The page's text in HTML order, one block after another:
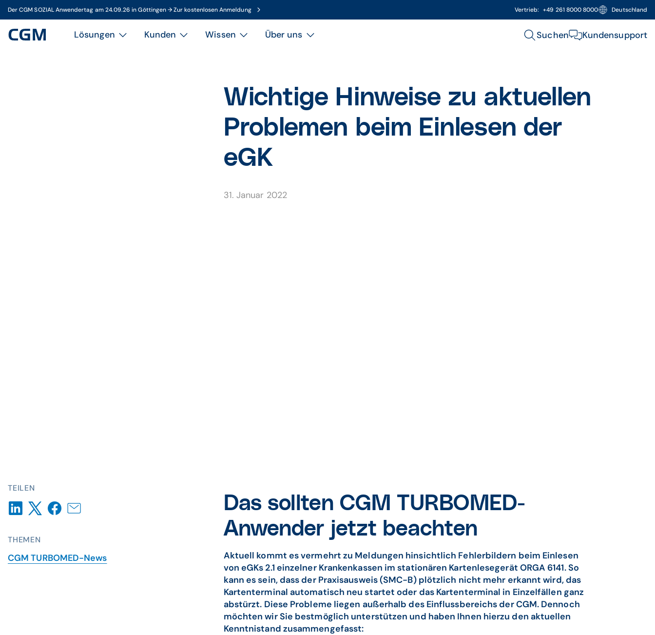
Der CGM SOZIAL Anwendertag am 24.09.26 in Göttingen → Zur kostenlosen Anmeldung Vertrieb: +49 261 8000 8000 Deutschland
Lösungen Kunden Wissen Über uns Suchen Kundensupport
Wichtige Hinweise zu aktuellen
Problemen beim Einlesen der
eGK
31. Januar 2022
TEILEN
THEMEN
CGM TURBOMED-News
Das sollten CGM TURBOMED-
Anwender jetzt beachten
Aktuell kommt es vermehrt zu Meldungen hinsichtlich Fehlerbildern beim Einlesen
von eGKs 2.1 einzelner Krankenkassen im stationären Kartenlesegerät ORGA 6141. So
kann es sein, dass der Praxisausweis (SMC-B) plötzlich nicht mehr erkannt wird, das
Kartenterminal automatisch neu startet oder das Kartenterminal in Einzelfällen ganz
abstürzt. Diese Probleme liegen außerhalb des Einflussbereichs der CGM. Dennoch
möchten wir Sie bestmöglich unterstützen und haben Ihnen hierzu den aktuellen
Kenntnistand zusammengefasst: